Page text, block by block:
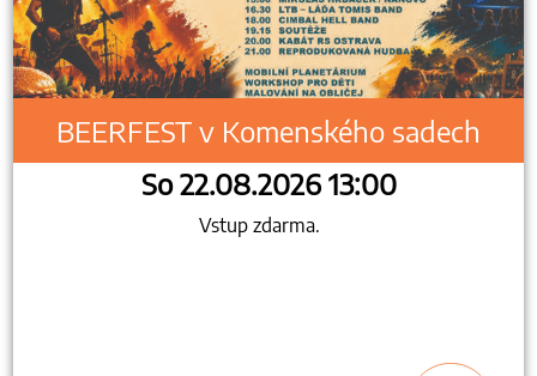
BEERFEST v Komenského sadech
So 22.08.2026 13:00
Vstup zdarma.